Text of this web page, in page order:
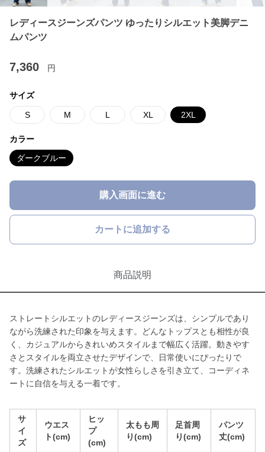
レディースジーンズパンツ ゆったりシルエット美脚デニ
ムパンツ
7,360 円
サイズ
S M L XL 2XL
カラー
ダークブルー
購入画面に進む
カートに追加する
商品説明
ストレートシルエットのレディースジーンズは、シンプルであり
ながら洗練された印象を与えます。どんなトップスとも相性が良
く、カジュアルからきれいめスタイルまで幅広く活躍。動きやす
さとスタイルを両立させたデザインで、日常使いにぴったりで
す。洗練されたシルエットが女性らしさを引き立て、コーディネ
ートに自信を与える一着です。
サ
イ
ズ
ウエス
ト(cm)
ヒッ
プ
(cm)
太もも周
り(cm)
足首周
り(cm)
パンツ
丈(cm)